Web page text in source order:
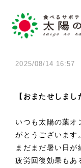
2025/08/14 16:57
【おまたせしま
いつも太陽の葉オ
がとうございます。
まだまだ暑い日が
疲労回復効果もあ